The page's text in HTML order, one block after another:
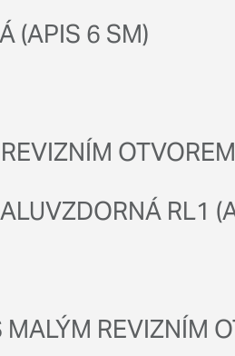
(APIS 6 SM)
OTVOREM
RL1
REVIZNÍM